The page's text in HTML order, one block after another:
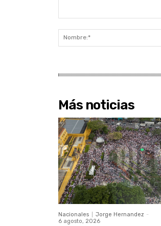
Más noticias
Nacionales Jorge Hernandez -
6 agosto, 2026